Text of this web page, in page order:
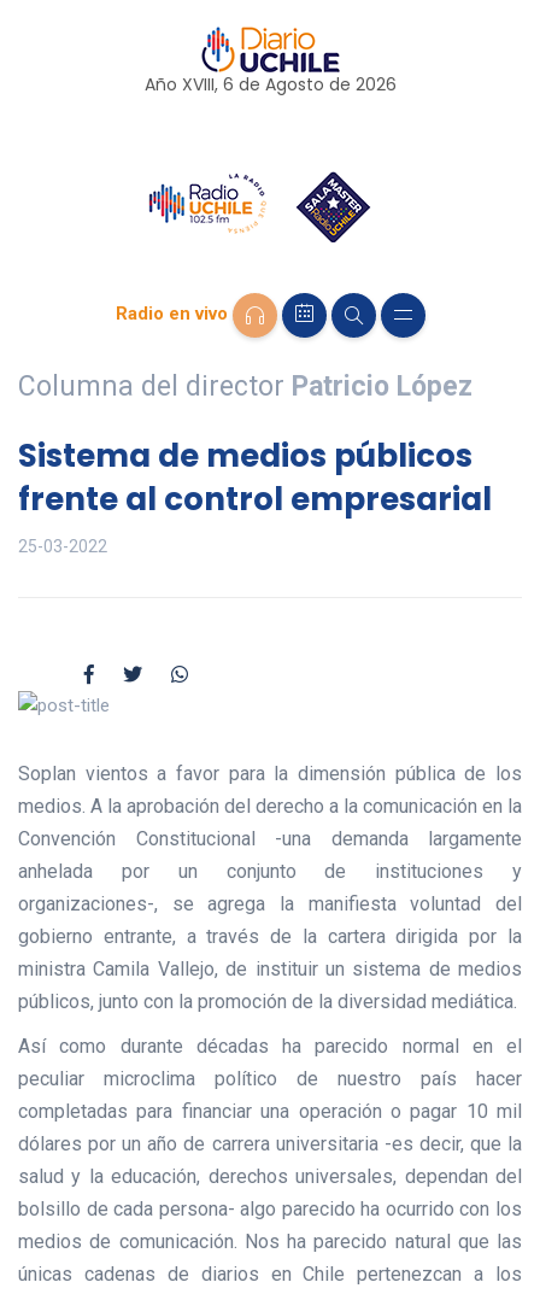
Año XVIII, 6 de Agosto de 2026
Radio en vivo
Columna del director Patricio López
Sistema de medios públicos
frente al control empresarial
25-03-2022
Soplan vientos a favor para la dimensión pública de los
medios. A la aprobación del derecho a la comunicación en la
Convención Constitucional -una demanda largamente
anhelada por un conjunto de instituciones y
organizaciones-, se agrega la manifiesta voluntad del
gobierno entrante, a través de la cartera dirigida por la
ministra Camila Vallejo, de instituir un sistema de medios
públicos, junto con la promoción de la diversidad mediática.
Así como durante décadas ha parecido normal en el
peculiar microclima político de nuestro país hacer
completadas para financiar una operación o pagar 10 mil
dólares por un año de carrera universitaria -es decir, que la
salud y la educación, derechos universales, dependan del
bolsillo de cada persona- algo parecido ha ocurrido con los
medios de comunicación. Nos ha parecido natural que las
únicas cadenas de diarios en Chile pertenezcan a los